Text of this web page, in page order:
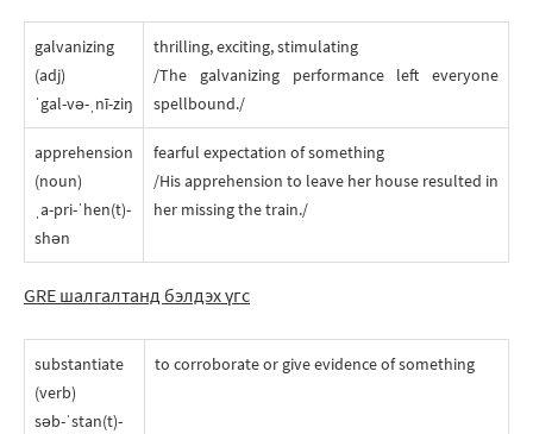
galvanizing
(adj)
ˈgal-və-ˌnī-ziŋ
thrilling, exciting, stimulating
/The galvanizing performance left everyone
spellbound./
apprehension
(noun)
ˌa-pri-ˈhen(t)-
shən
fearful expectation of something
/His apprehension to leave her house resulted in
her missing the train./
GRE шалгалтанд бэлдэх үгc
substantiate
(verb)
səb-ˈstan(t)-
to corroborate or give evidence of something